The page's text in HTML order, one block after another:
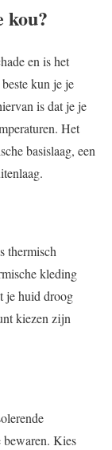
kou?
en is het
kun je je
is dat je je
Het
basislaag, een
thermisch
kleding
je huid droog
kiezen zijn
bewaren. Kies